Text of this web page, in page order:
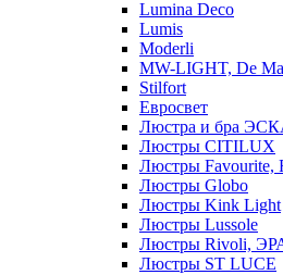
Lumina Deco
Lumis
Moderli
MW-LIGHT, De
Stilfort
Евросвет
Люстра и бра
Люстры CITILUX
Люстры Favourite,
Люстры Globo
Люстры Kink Light
Люстры Lussole
Люстры Rivoli,
Люстры ST LUCE